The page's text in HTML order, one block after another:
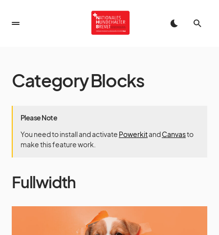
Category Blocks
Please Note
You need to install and activate PowerkitandCanvasto
make this feature work.
Fullwidth